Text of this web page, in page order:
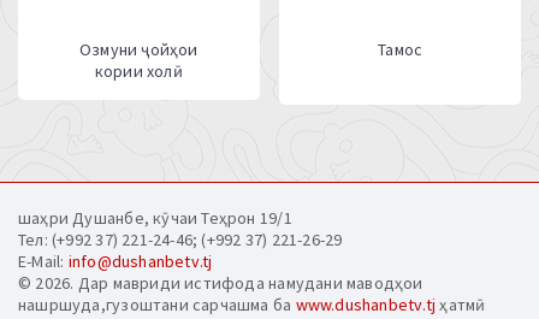
Озмуни ҷойҳои
кории холӣ
Тамос
шаҳри Душанбе, кӯчаи Теҳрон 19/1
Тел: (+992 37) 221-24-46; (+992 37) 221-26-29
E-Mail: info@dushanbetv.tj
© 2026. Дар мавриди истифода намудани маводҳои
нашршуда,гузоштани сарчашма ба www.dushanbetv.tj ҳатмӣ